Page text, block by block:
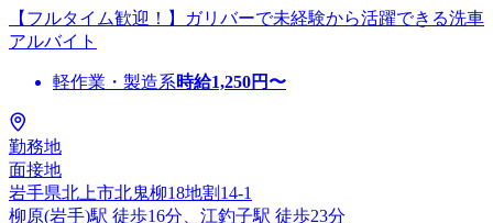
【フルタイム歓迎！】ガリバーで未経験から活躍できる洗車
アルバイト
軽作業・製造系時給1,250円〜
勤務地
面接地
岩手県北上市北鬼柳18地割14-1
柳原(岩手)駅 徒歩16分、江釣子駅 徒歩23分